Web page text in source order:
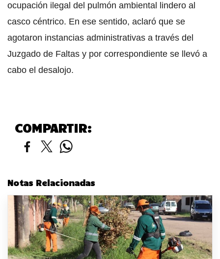
ocupación ilegal del pulmón ambiental lindero al
casco céntrico. En ese sentido, aclaró que se
agotaron instancias administrativas a través del
Juzgado de Faltas y por correspondiente se llevó a
cabo el desalojo.
COMPARTIR:
Notas Relacionadas